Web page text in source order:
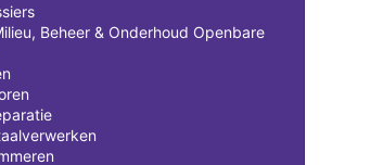
Beheer & Onderhoud Openbare